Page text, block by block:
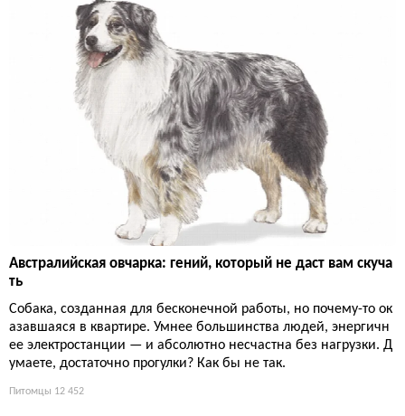
Австралийская овчарка: гений, который не даст вам скуча
ть
Собака, созданная для бесконечной работы, но почему-то ок
азавшаяся в квартире. Умнее большинства людей, энергичн
ее электростанции — и абсолютно несчастна без нагрузки. Д
умаете, достаточно прогулки? Как бы не так.
Питомцы 12 452